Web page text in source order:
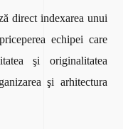
direct indexarea unui
echipei care
şi originalitatea
şi arhitectura